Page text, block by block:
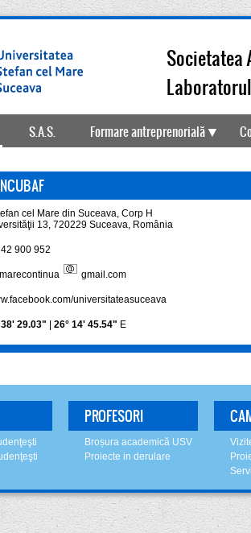
S.A.S. Formare antreprenorială
cel Mare din Suceava, Corp H
13, 720229 Suceava, România
900 952
gmail.com
universitateasuceava
38' 29.03" 26° 14' 45.54" E
PROFESORI
Broșura academică USV
Proiecte in derulare